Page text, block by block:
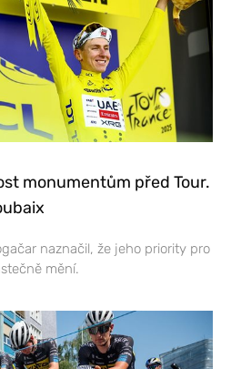
monumentům před Tour.
naznačil, že jeho priority pro
mění.